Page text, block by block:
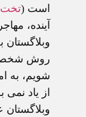
است (
آينده،
وبلاگستان
روش شخصی
شويم، به